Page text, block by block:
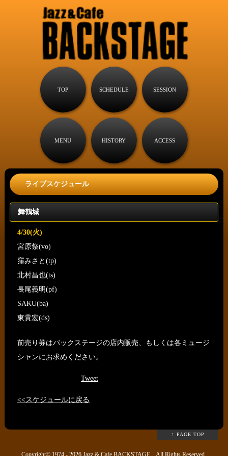
TOP SCHEDULE SESSION
MENU HISTORY ACCESS
ライブスケジュール
舞鶴城
4/30(火)
宮原祭(vo)
窪みさと(tp)
北村昌也(ts)
長尾義明(pf)
SAKU(ba)
東貴宏(ds)
前売り券はバックステージの店内販売、もしくは各ミュージ
シャンにお求めください。
Tweet
<<スケジュールに戻る
↑ PAGE TOP